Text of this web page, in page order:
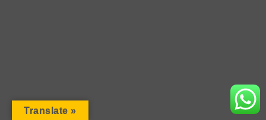
Translate »